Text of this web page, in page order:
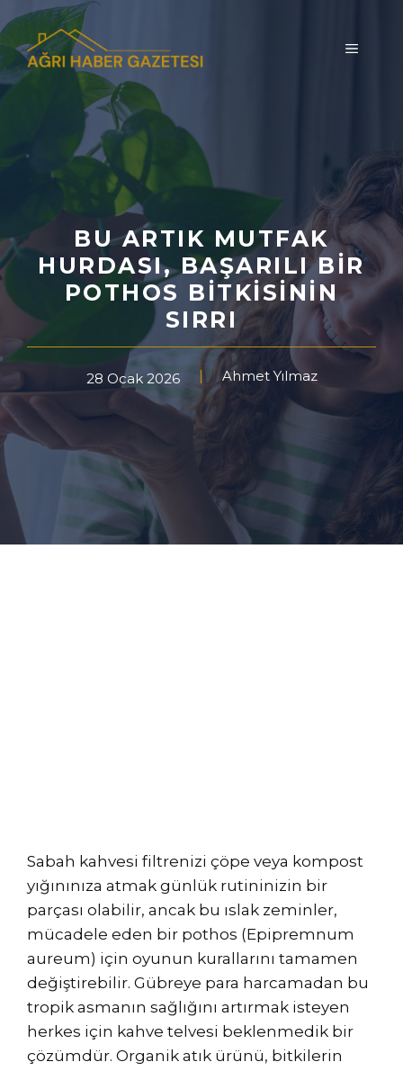
İçeriğe
atla
MENÜ
BU ARTIK MUTFAK
HURDASI, BAŞARILI BIR
POTHOS BITKISININ
SIRRI
28 Ocak 2026 Ahmet Yılmaz
Sabah kahvesi filtrenizi çöpe veya kompost
yığınınıza atmak günlük rutininizin bir
parçası olabilir, ancak bu ıslak zeminler,
mücadele eden bir pothos (Epipremnum
aureum) için oyunun kurallarını tamamen
değiştirebilir. Gübreye para harcamadan bu
tropik asmanın sağlığını artırmak isteyen
herkes için kahve telvesi beklenmedik bir
çözümdür. Organik atık ürünü, bitkilerin